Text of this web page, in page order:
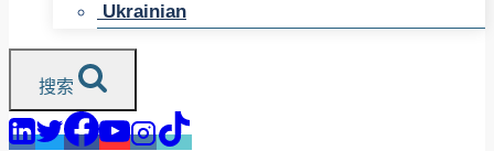
Ukrainian
搜索